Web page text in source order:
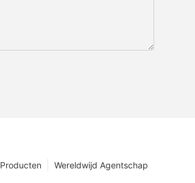
Wereldwijd Agentschap
Producten